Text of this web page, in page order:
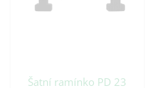
Šatní ramínko PD 23